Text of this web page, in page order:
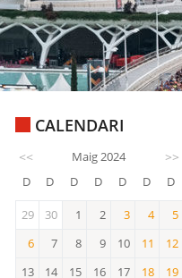
CALENDARI
<< Maig 2024 >>
D D D D D D D
29 30 1 2 3 4
4
5
5
6 7 8 9 10 11
11
12
12
13 14 15 16 17 18 19